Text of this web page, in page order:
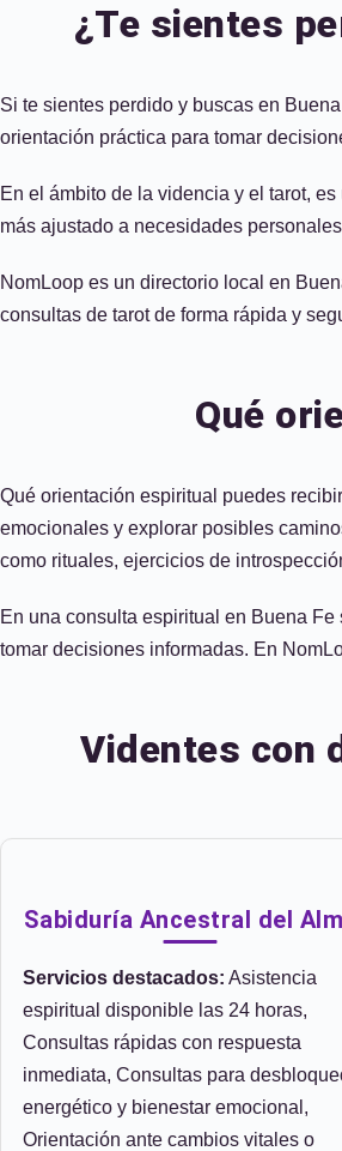
¿Te sientes
Si te sientes perdido y buscas en
orientación práctica para tomar
En el ámbito de la videncia y el tarot,
más ajustado a necesidades
NomLoop es un directorio local en
consultas de tarot de forma rápida y
Qué
Qué orientación espiritual puedes
emocionales y explorar posibles
como rituales, ejercicios de
En una consulta espiritual en Buena
tomar decisiones informadas. En
Videntes con
Sabiduría Ancestral del
Servicios destacados: Asistencia
espiritual disponible las 24 horas,
Consultas rápidas con respuesta
inmediata, Consultas para
energético y bienestar emocional,
Orientación ante cambios vitales o